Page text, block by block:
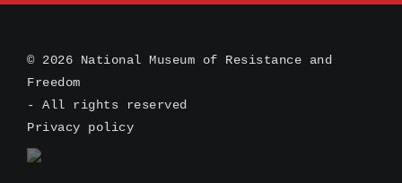
© 2026 National Museum of Resistance and
Freedom
- All rights reserved
Privacy policy